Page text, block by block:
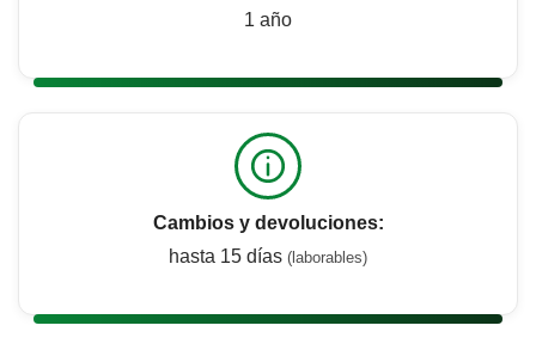
1 año
Cambios y devoluciones:
hasta 15 días (laborables)